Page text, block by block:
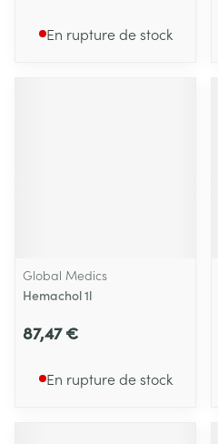
En rupture de stock
Global Medics
Hemachol 1l
87,47 €
En rupture de stock